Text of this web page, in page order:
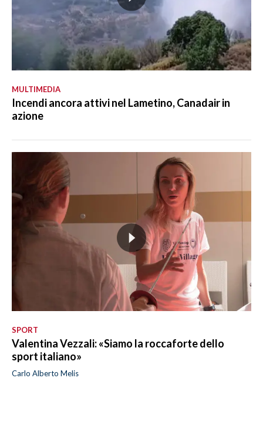
MULTIMEDIA
Incendi ancora attivi nel Lametino, Canadair in
azione
SPORT
Valentina Vezzali: «Siamo la roccaforte dello
sport italiano»
Carlo Alberto Melis